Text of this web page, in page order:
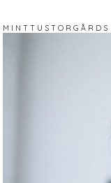
M I N T T U S T O R G Å R D S